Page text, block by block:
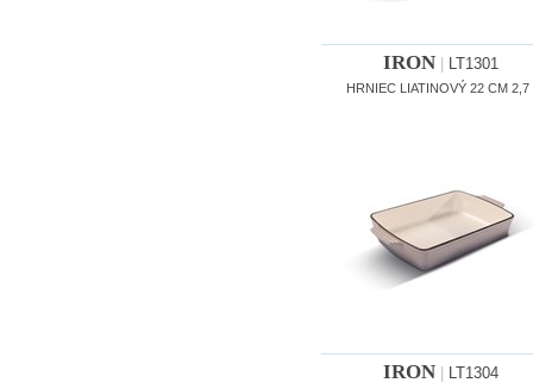
IRON LT1301
HRNIEC LIATINOVÝ 22 CM 2,7
IRON LT1304